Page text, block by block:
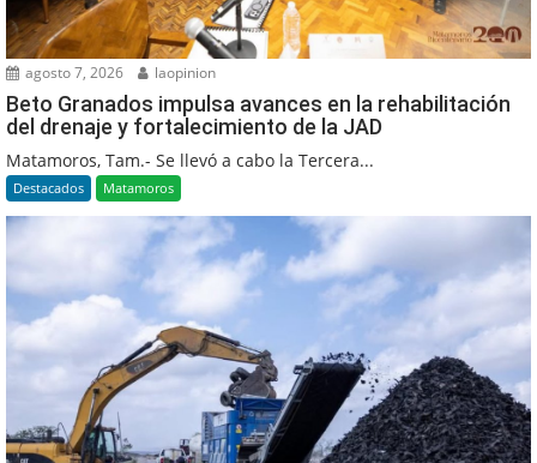
agosto 7, 2026 laopinion
Beto Granados impulsa avances en la rehabilitación
del drenaje y fortalecimiento de la JAD
Matamoros, Tam.- Se llevó a cabo la Tercera...
Destacados Matamoros